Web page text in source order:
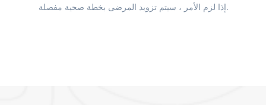
إذا لزم الأمر ، سيتم تزويد المرضى بخطة صحية مفصلة.